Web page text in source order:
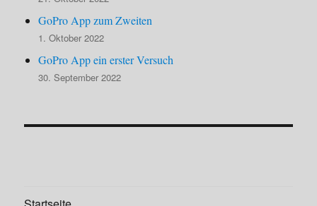
GoPro App zum Zweiten
1. Oktober 2022
GoPro App ein erster Versuch
30. September 2022